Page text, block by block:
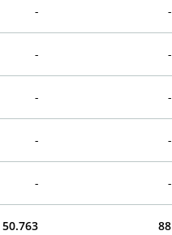
- -
- -
- -
- -
- -
50.763 88